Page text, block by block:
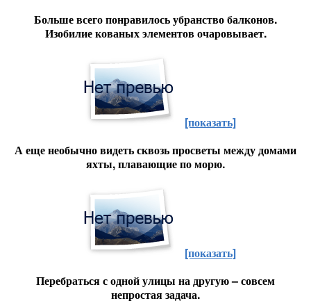
Больше всего понравилось убранство балконов.
Изобилие кованых элементов очаровывает.
[показать]
А еще необычно видеть сквозь просветы между домами
яхты, плавающие по морю.
[показать]
Перебраться с одной улицы на другую – совсем
непростая задача.